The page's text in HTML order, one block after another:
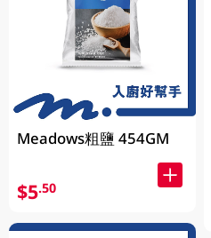
Meadows粗鹽 454GM
$5.50